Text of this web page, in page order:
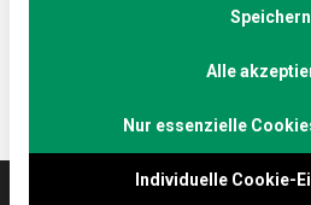
Erdnuss-Wok-Pfanne mit Rind
Speichern
Alle
Nur essenzielle
Individuelle Cookie-